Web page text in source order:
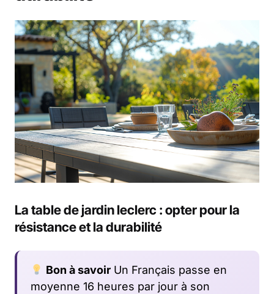
La table de jardin leclerc : opter pour la
résistance et la durabilité
Bon à savoirUn Français passe en
moyenne 16 heures par jour à son